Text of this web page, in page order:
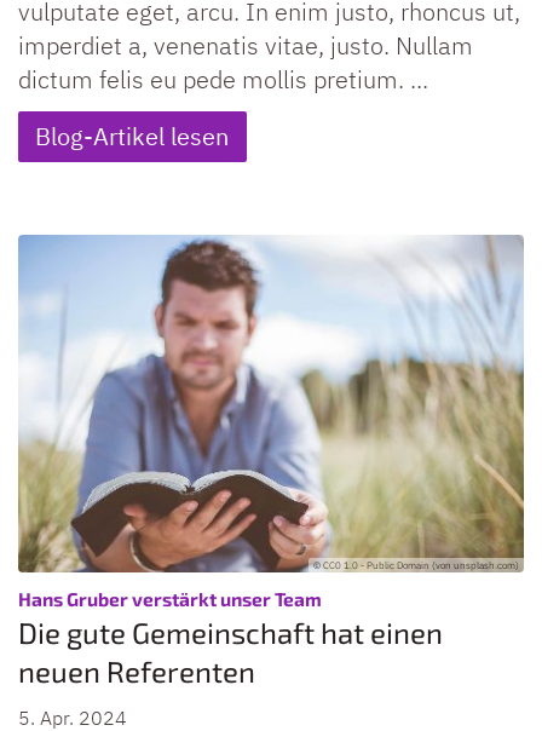
vulputate eget, arcu. In enim justo, rhoncus ut,
imperdiet a, venenatis vitae, justo. Nullam
dictum felis eu pede mollis pretium. ...
Blog-Artikel lesen
© CC0 1.0 - Public Domain (von unsplash.com)
Hans Gruber verstärkt unser Team
Die gute Gemeinschaft hat einen
neuen Referenten
5. Apr. 2024